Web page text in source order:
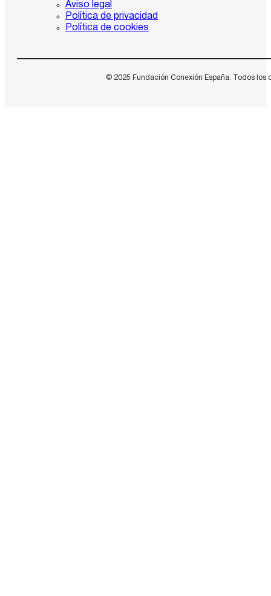
Aviso legal
Política de privacidad
Política de cookies
© 2025 Fundación Conexión España. Todos los